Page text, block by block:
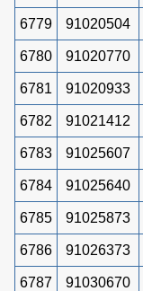
6779 91020504
6780 91020770
6781 91020933
6782 91021412
6783 91025607
6784 91025640
6785 91025873
6786 91026373
6787 91030670